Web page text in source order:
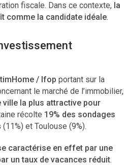
fiscale. Dans ce contexte, la
comme la candidate idéale.
/ Ifop portant sur la
le marché de l’immobilier,
ville la plus attractive pour
récolte 19% des sondages
et Toulouse (9%).
caractérise en effet par une
un taux de vacances réduit.